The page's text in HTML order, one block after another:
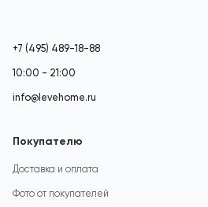
+7 (495) 489-18-88
10:00 - 21:00
info@levehome.ru
Покупателю
Доставка и оплата
Фото от покупателей